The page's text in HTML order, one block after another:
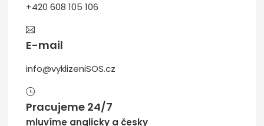
+420 608 105 106
E-mail
info@vyklizeniSOS.cz
Pracujeme 24/7
mluvíme anglicky a česky